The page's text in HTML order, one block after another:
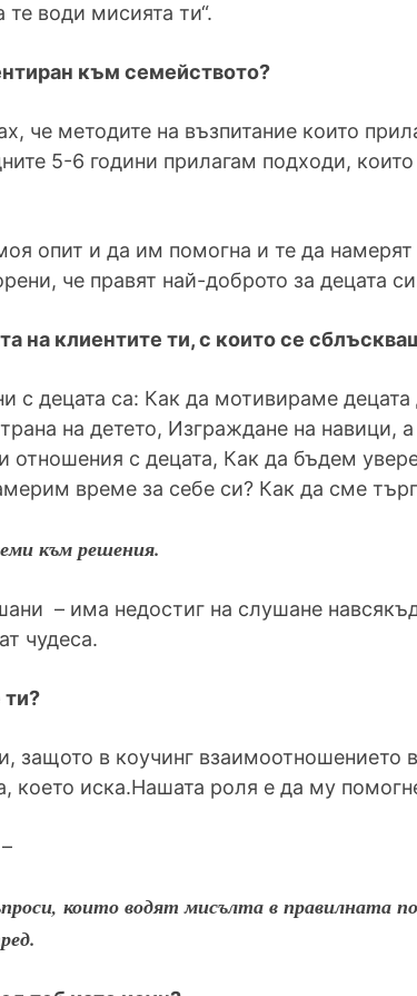
води мисията ти“.
към семейството?
че методите на възпитание които
5-6 години прилагам подходи,
опит и да им помогна и те да намерят
че правят най-доброто за децата
на клиентите ти, с които се
с децата са: Как да мотивираме
на детето, Изграждане на навици,
отношения с децата, Как да бъдем
време за себе си? Как да сме
към решения.
– има недостиг на слушане
чудеса.
защото в коучинг взаимоотношението
което иска.Нашата роля е да му
които водят мисълта в правилната